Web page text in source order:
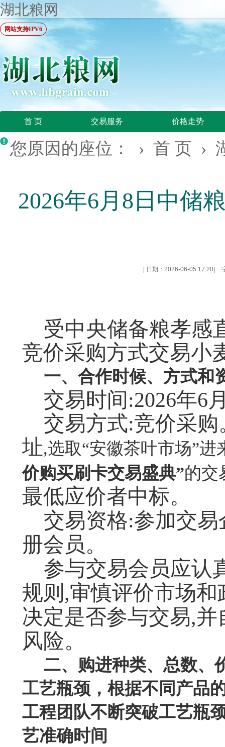
湖北粮网
网站支持IPV6
首 页 交易服务 价格走势
您原因的座位： › 首 页 ›
2026年6月8日中储
日期：2026-06-05 17:20
受中央储备粮孝感
竞价采购方式交易小
一、合作时候、方式和
交易时间:2026年6
交易方式:竞价采
址,选取“安徽茶叶市场”进
价购买刷卡交易盛典”的交
最低应价者中标。
交易资格:参加交
册会员。
参与交易会员应认
规则,审慎评价市场
决定是否参与交易,
风险。
二、购进种类、总数、
工艺瓶颈，根据不同产品
工程团队不断突破工艺瓶
艺准确时间